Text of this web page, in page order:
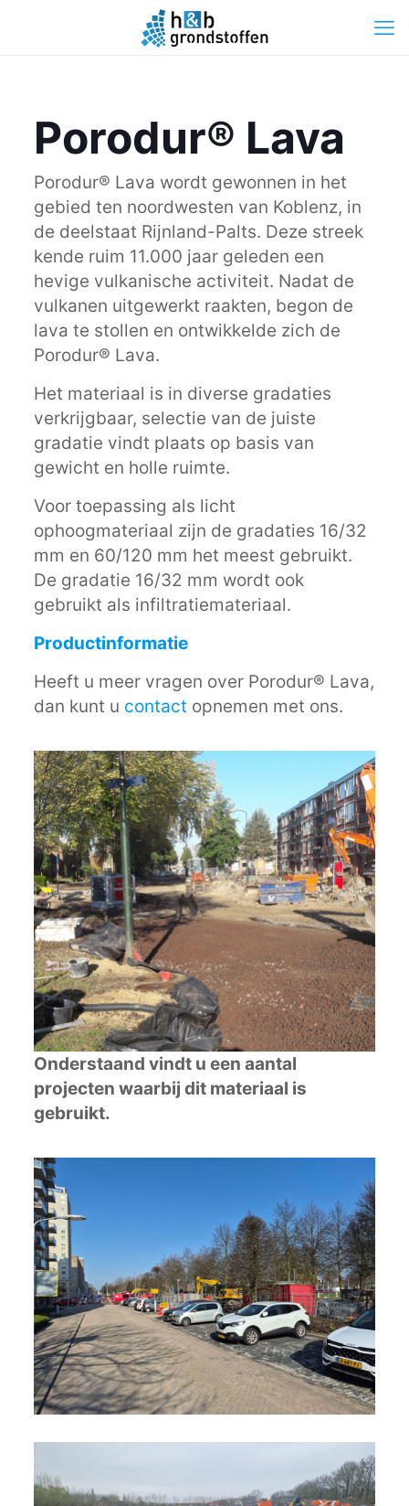
Porodur® Lava
Porodur® Lava wordt gewonnen in het
gebied ten noordwesten van Koblenz, in
de deelstaat Rijnland-Palts. Deze streek
kende ruim 11.000 jaar geleden een
hevige vulkanische activiteit. Nadat de
vulkanen uitgewerkt raakten, begon de
lava te stollen en ontwikkelde zich de
Porodur® Lava.
Het materiaal is in diverse gradaties
verkrijgbaar, selectie van de juiste
gradatie vindt plaats op basis van
gewicht en holle ruimte.
Voor toepassing als licht
ophoogmateriaal zijn de gradaties 16/32
mm en 60/120 mm het meest gebruikt.
De gradatie 16/32 mm wordt ook
gebruikt als infiltratiemateriaal.
Productinformatie
Heeft u meer vragen over Porodur® Lava,
dan kunt u contact opnemen met ons.
Onderstaand vindt u een aantal
projecten waarbij dit materiaal is
gebruikt.
Werk Leidschendam-Voorburg
Bekijk project